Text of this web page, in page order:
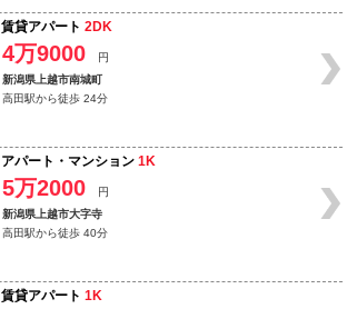
賃貸アパート 2DK
4万9000
円
新潟県上越市南城町
高田駅から徒歩 24分
アパート・マンション 1K
5万2000
円
新潟県上越市大字寺
高田駅から徒歩 40分
賃貸アパート 1K